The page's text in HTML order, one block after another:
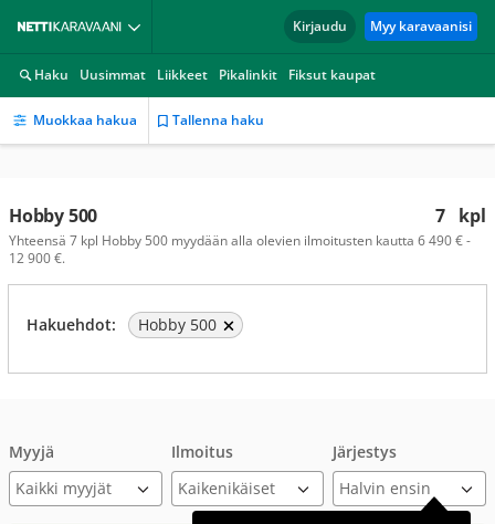
Kirjaudu Myy karavaanisi
Haku Uusimmat Liikkeet Pikalinkit Fiksut kaupat
Muokkaa hakua Tallenna haku
7 kpl
Hobby 500
Yhteensä 7 kpl Hobby 500 myydään alla olevien ilmoitusten kautta 6 490 € -
12 900 €.
Hakuehdot: Hobby 500
Myyjä
Kaikki myyjät
Ilmoitus Järjestys